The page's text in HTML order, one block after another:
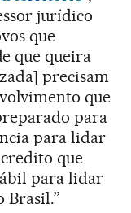
jurídico
que
que queira
precisam
que
para
para lidar
que
para lidar
Brasil.”